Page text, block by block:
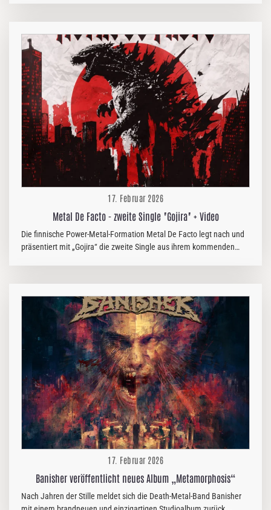
& Nocturno Culto inspirierte eine ganze Generation von Bands und
blieb sich in seinem mittlerweile umfangreichen Katalog stets treu.
Sie widmeten sich der Kunst des Riffs und gingen ihren eigenen
Weg, indem sie die Band unermüdlich gegen den Strom der Trends
steuerten. Von der Death/Doom-Technik ihres Debüt-Meisterwerks
„Soulside Journey“…
17. Februar 2026
Metal De Facto - zweite Single "Gojira" + Video
Die finnische Power-Metal-Formation Metal De Facto legt nach und
präsentiert mit „Gojira“ die zweite Single aus ihrem kommenden
der legendären japanischen Monster-Mythologie entstand „Gojira“
während des Songwriting-Prozesses zu The Land Of The Rising Sun
– Part 2 und entwickelte sich schnell zu einem der
energiegeladensten Tracks des Albums. Getragen von einem
kraftvollen, sofort eingängigen Refrain, verbindet der Song rohe,
treibende Härte mit einer…
17. Februar 2026
Banisher veröffentlicht neues Album „Metamorphosis“
Nach Jahren der Stille meldet sich die Death-Metal-Band Banisher